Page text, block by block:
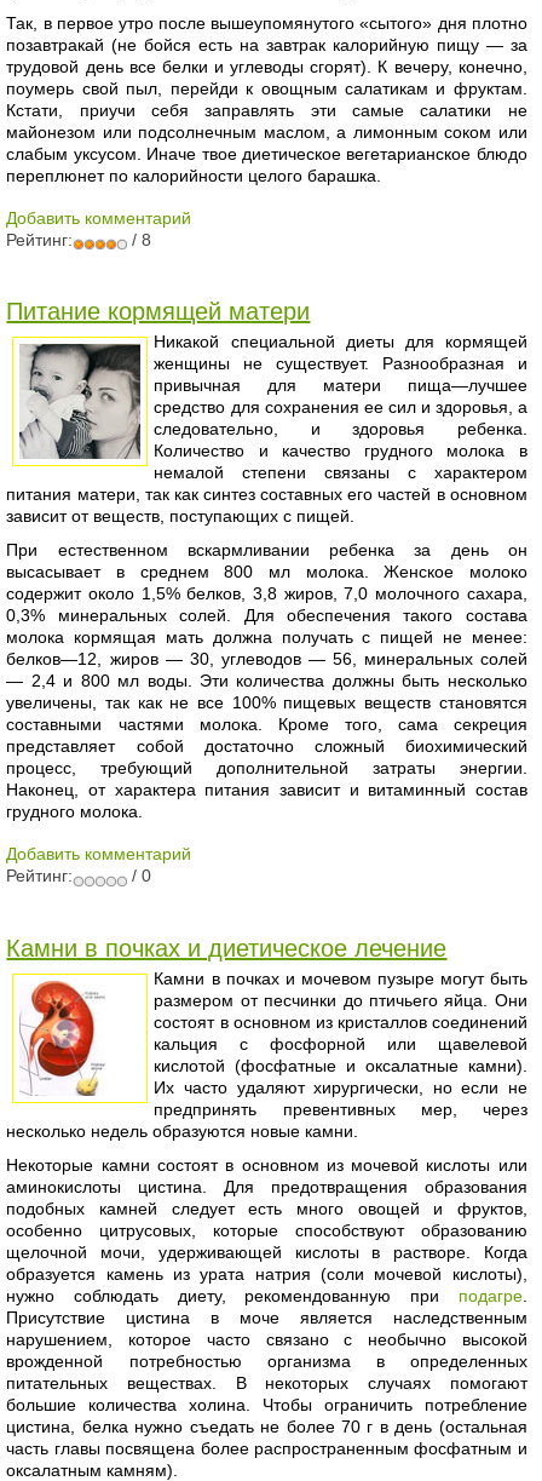
Так, в первое утро после вышеупомянутого «сытого» дня плотно
позавтракай (не бойся есть на завтрак калорийную пищу — за
трудовой день все белки и углеводы сгорят). К вечеру, конечно,
поумерь свой пыл, перейди к овощным салатикам и фруктам.
Кстати, приучи себя заправлять эти самые салатики не
майонезом или подсолнечным маслом, а лимонным соком или
слабым уксусом. Иначе твое диетическое вегетарианское блюдо
переплюнет по калорийности целого барашка.
Добавить комментарий
Рейтинг:
/ 8
Питание кормящей матери
Никакой специальной диеты для кормящей
женщины не существует. Разнообразная и
привычная для матери пища—лучшее
средство для сохранения ее сил и здоровья, а
следовательно, и здоровья ребенка.
Количество и качество грудного молока в
немалой степени связаны с характером
питания матери, так как синтез составных его частей в основном
зависит от веществ, поступающих с пищей.
При естественном вскармливании ребенка за день он
высасывает в среднем 800 мл молока. Женское молоко
содержит около 1,5% белков, 3,8 жиров, 7,0 молочного сахара,
0,3% минеральных солей. Для обеспечения такого состава
молока кормящая мать должна получать с пищей не менее:
белков—12, жиров — 30, углеводов — 56, минеральных солей
— 2,4 и 800 мл воды. Эти количества должны быть несколько
увеличены, так как не все 100% пищевых веществ становятся
составными частями молока. Кроме того, сама секреция
представляет собой достаточно сложный биохимический
процесс, требующий дополнительной затраты энергии.
Наконец, от характера питания зависит и витаминный состав
грудного молока.
Добавить комментарий
Рейтинг:
/ 0
Камни в почках и диетическое лечение
Камни в почках и мочевом пузыре могут быть
размером от песчинки до птичьего яйца. Они
состоят в основном из кристаллов соединений
кальция с фосфорной или щавелевой
кислотой (фосфатные и оксалатные камни).
Их часто удаляют хирургически, но если не
предпринять превентивных мер, через
несколько недель образуются новые камни.
Некоторые камни состоят в основном из мочевой кислоты или
аминокислоты цистина. Для предотвращения образования
подобных камней следует есть много овощей и фруктов,
особенно цитрусовых, которые способствуют образованию
щелочной мочи, удерживающей кислоты в растворе. Когда
образуется камень из урата натрия (соли мочевой кислоты),
нужно соблюдать диету, рекомендованную при подагре.
Присутствие цистина в моче является наследственным
нарушением, которое часто связано с необычно высокой
врожденной потребностью организма в определенных
питательных веществах. В некоторых случаях помогают
большие количества холина. Чтобы ограничить потребление
цистина, белка нужно съедать не более 70 г в день (остальная
часть главы посвящена более распространенным фосфатным и
оксалатным камням).